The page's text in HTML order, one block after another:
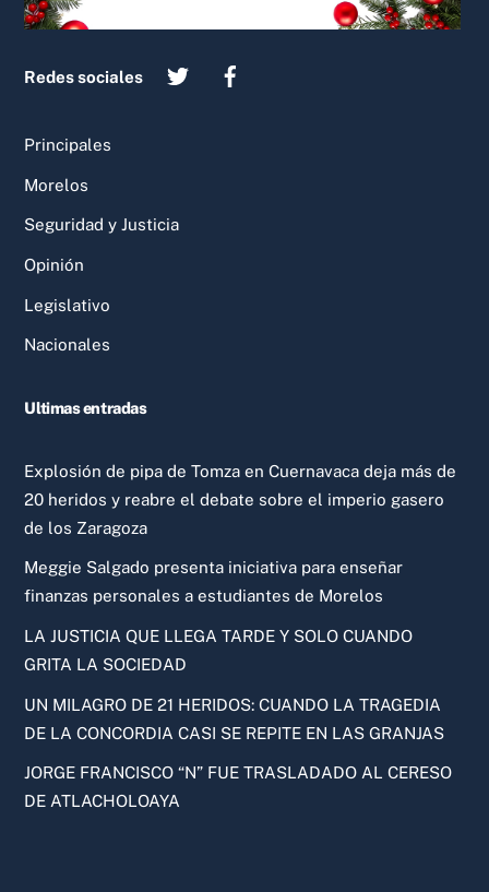
Redes sociales
Principales
Morelos
Seguridad y Justicia
Opinión
Legislativo
Nacionales
Ultimas entradas
Explosión de pipa de Tomza en Cuernavaca deja más de
20 heridos y reabre el debate sobre el imperio gasero
de los Zaragoza
Meggie Salgado presenta iniciativa para enseñar
finanzas personales a estudiantes de Morelos
LA JUSTICIA QUE LLEGA TARDE Y SOLO CUANDO
GRITA LA SOCIEDAD
UN MILAGRO DE 21 HERIDOS: CUANDO LA TRAGEDIA
DE LA CONCORDIA CASI SE REPITE EN LAS GRANJAS
JORGE FRANCISCO “N” FUE TRASLADADO AL CERESO
DE ATLACHOLOAYA